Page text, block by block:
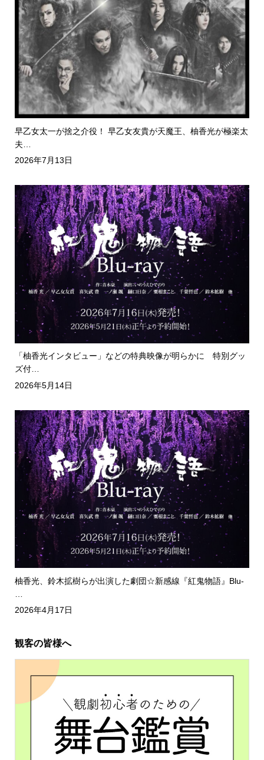
早乙女太一が捨之介役！ 早乙女友貴が天魔王、柚香光が極楽太
夫…
2026年7月13日
「柚香光インタビュー」などの特典映像が明らかに 特別グッ
ズ付…
2026年5月14日
柚香光、鈴木拡樹らが出演した劇団☆新感線『紅鬼物語』Blu-
2026年4月17日
観客の皆様へ